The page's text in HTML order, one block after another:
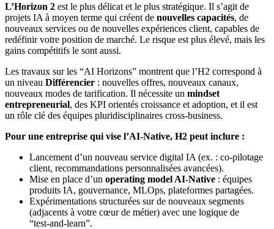
L’Horizon 2 est le plus délicat et le plus stratégique. Il s’agit de
projets IA à moyen terme qui créent de nouvelles capacités, de
nouveaux services ou de nouvelles expériences client, capables de
redéfinir votre position de marché. Le risque est plus élevé, mais les
gains compétitifs le sont aussi.
Les travaux sur les “AI Horizons” montrent que l’H2 correspond à
un niveau Différencier : nouvelles offres, nouveaux canaux,
nouveaux modes de tarification. Il nécessite un mindset
entrepreneurial, des KPI orientés croissance et adoption, et il est
un rôle clé des équipes pluridisciplinaires cross‑business.
Pour une entreprise qui vise l’AI‑Native, H2 peut inclure :
Lancement d’un nouveau service digital IA (ex. : co‑pilotage
client, recommandations personnalisées avancées).
Mise en place d’un operating model AI‑Native : équipes
produits IA, gouvernance, MLOps, plateformes partagées.
Expérimentations structurées sur de nouveaux segments
(adjacents à votre cœur de métier) avec une logique de
“test‑and‑learn”.